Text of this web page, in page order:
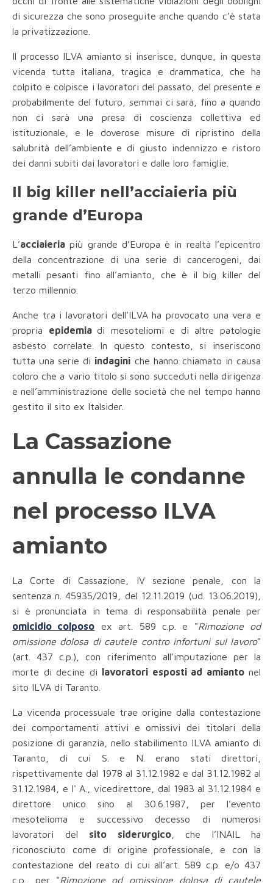
di sicurezza che sono proseguite anche quando c’è stata
la privatizzazione.
Il processo ILVA amianto si inserisce, dunque, in questa
vicenda tutta italiana, tragica e drammatica, che ha
colpito e colpisce i lavoratori del passato, del presente e
probabilmente del futuro, semmai ci sarà, fino a quando
non ci sarà una presa di coscienza collettiva ed
istituzionale, e le doverose misure di ripristino della
salubrità dell’ambiente e di giusto indennizzo e ristoro
dei danni subiti dai lavoratori e dalle loro famiglie.
Il big killer nell’acciaieria più
grande d’Europa
L’acciaieria più grande d’Europa è in realtà l’epicentro
della concentrazione di una serie di cancerogeni, dai
metalli pesanti fino all’amianto, che è il big killer del
terzo millennio.
Anche tra i lavoratori dell’ILVA ha provocato una vera e
propria epidemiadi mesoteliomi e di altre patologie
asbesto correlate. In questo contesto, si inseriscono
tutta una serie di indagini che hanno chiamato in causa
coloro che a vario titolo si sono succeduti nella dirigenza
e nell’amministrazione delle società che nel tempo hanno
gestito il sito ex Italsider.
La Cassazione
annulla le condanne
nel processo ILVA
amianto
La Corte di Cassazione, IV sezione penale, con la
sentenza n. 45935/2019, del 12.11.2019 (ud. 13.06.2019),
si è pronunciata in tema di responsabilità penale per
omicidio colposo ex art. 589 c.p. e "Rimozione od
omissione dolosa di cautele contro infortuni sul lavoro"
(art. 437 c.p.), con riferimento all’imputazione per la
morte di decine di lavoratori esposti ad amiantonel
sito ILVA di Taranto.
La vicenda processuale trae origine dalla contestazione
dei comportamenti attivi e omissivi dei titolari della
posizione di garanzia, nello stabilimento ILVA amianto di
Taranto, di cui S. e N. erano stati direttori,
rispettivamente dal 1978 al 31.12.1982 e dal 31.12.1982 al
31.12.1984, e l' A., vicedirettore, dal 1983 al 31.12.1984 e
direttore unico sino al 30.6.1987, per l’evento
mesotelioma e successivo decesso di numerosi
lavoratori del sito siderurgico, che l’INAIL ha
riconosciuto come di origine professionale, e con la
contestazione del reato di cui all’art. 589 c.p. e/o 437
c.p., per "Rimozione od omissione dolosa di cautele